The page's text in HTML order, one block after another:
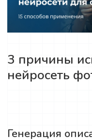
3 причины
нейросеть
Генерация